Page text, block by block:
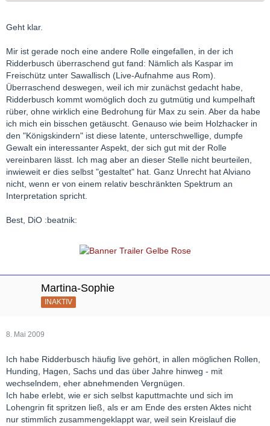
Geht klar.
Mir ist gerade noch eine andere Rolle eingefallen, in der ich
Ridderbusch überraschend gut fand: Nämlich als Kaspar im
Freischütz unter Sawallisch (Live-Aufnahme aus Rom).
Überraschend deswegen, weil ich mir zunächst gedacht habe,
Ridderbusch kommt womöglich doch zu gutmütig und kumpelhaft
rüber, ohne wirklich eine Bedrohung für Max zu sein. Aber da habe
ich mich ein bisschen getäuscht. Genauso wie beim Holzhacker in
den "Königskindern" ist diese latente, unterschwellige, dumpfe
Gewalt ein interessanter Aspekt, der sich gut mit der Rolle
vereinbaren lässt. Ich mag aber an dieser Stelle nicht beurteilen,
inwieweit er dies selbst "gestaltet" hat. Ganz Unrecht hat Alviano
nicht, wenn er von einem relativ beschränkten Spektrum an
Interpretation spricht.
Best, DiO :beatnik:
Martina-Sophie
INAKTIV
8. Mai 2009
Ich habe Ridderbusch häufig live gehört, in allen möglichen Rollen,
Hunding, Hagen, Sachs und das über Jahre hinweg - mit
wechselndem, eher abnehmenden Vergnügen.
Ich habe erlebt, wie er sich selbst kaputtmachte und sich im
Lohengrin fit spritzen ließ, als er am Ende des ersten Aktes nicht
nur stimmlich zusammengeklappt war, weil sein Kreislauf die